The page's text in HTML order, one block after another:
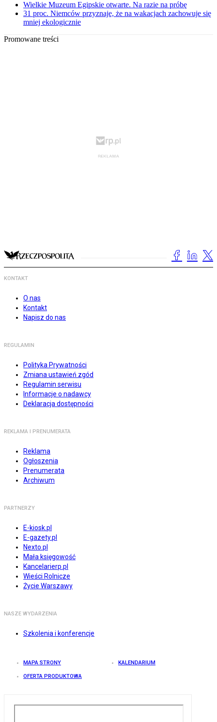
Wielkie Muzeum Egipskie otwarte. Na razie na próbę
31 proc. Niemców przyznaje, że na wakacjach zachowuje się
mniej ekologicznie
Promowane treści
KONTAKT
O nas
Kontakt
Napisz do nas
REGULAMIN
Polityka Prywatności
Zmiana ustawień zgód
Regulamin serwisu
Informacje o nadawcy
Deklaracja dostępności
REKLAMA I PRENUMERATA
Reklama
Ogłoszenia
Prenumerata
Archiwum
PARTNERZY
E-kiosk.pl
E-gazety.pl
Nexto.pl
Mała księgowość
Kancelarierp.pl
Wieści Rolnicze
Życie Warszawy
NASZE WYDARZENIA
Szkolenia i konferencje
MAPA STRONY KALENDARIUM
OFERTA PRODUKTOWA